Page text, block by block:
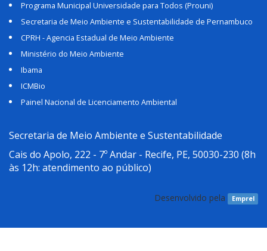
Programa Municipal Universidade para Todos (Prouni)
Secretaria de Meio Ambiente e Sustentabilidade de Pernambuco
CPRH - Agencia Estadual de Meio Ambiente
Ministério do Meio Ambiente
Ibama
ICMBio
Painel Nacional de Licenciamento Ambiental
Secretaria de Meio Ambiente e Sustentabilidade
Cais do Apolo, 222 - 7º Andar - Recife, PE, 50030-230 (8h
às 12h: atendimento ao público)
Desenvolvido pela Emprel